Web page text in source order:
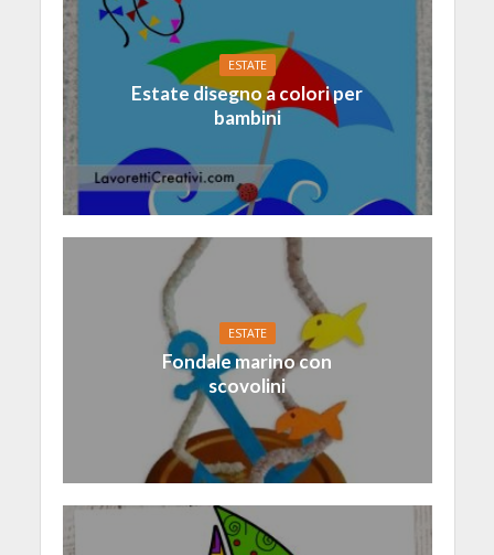
ESTATE
Estate disegno a colori per
bambini
ESTATE
Fondale marino con
scovolini